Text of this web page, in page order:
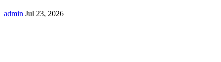
admin Jul 23, 2026